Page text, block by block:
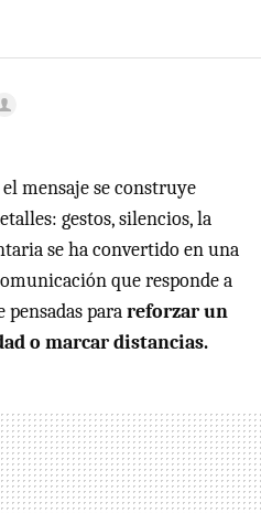
mensaje se construye
gestos, silencios, la
se ha convertido en una
que responde a
parareforzar un
o marcar distancias.